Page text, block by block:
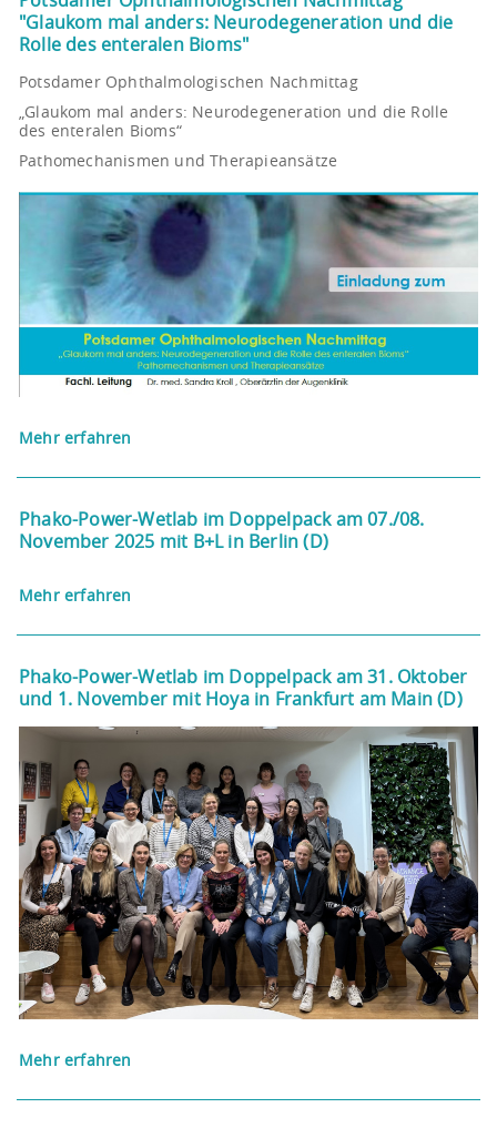
"Glaukom mal anders: Neurodegeneration und die
Rolle des enteralen Bioms"
Potsdamer Ophthalmologischen Nachmittag
„Glaukom mal anders: Neurodegeneration und die Rolle
des enteralen Bioms“
Pathomechanismen und Therapieansätze
Mehr erfahren
Phako-Power-Wetlab im Doppelpack am 07./08.
November 2025 mit B+L in Berlin (D)
Mehr erfahren
Phako-Power-Wetlab im Doppelpack am 31. Oktober
und 1. November mit Hoya in Frankfurt am Main (D)
Mehr erfahren